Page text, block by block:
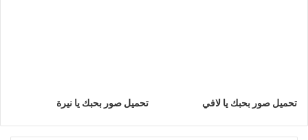
تحميل صور بحبك يا لافي تحميل صور بحبك يا نيرة